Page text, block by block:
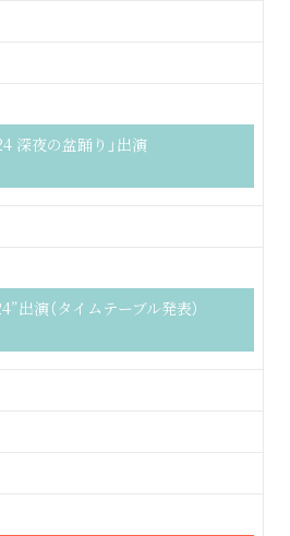
深夜の盆踊り」出演
出演（タイムテーブル発表）